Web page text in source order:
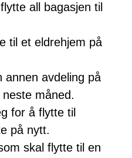
all bagasjen til
til et eldrehjem på
annen avdeling på
måned.
for å flytte til
på nytt.
skal flytte til en